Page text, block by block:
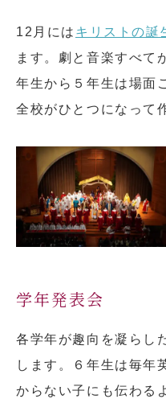
12月には キリストの誕
ます。劇と音楽すべて
年生から５年生は場面
全校がひとつになって
学年発表会
各学年が趣向を凝らし
します。６年生は毎年
からない子にも伝わる